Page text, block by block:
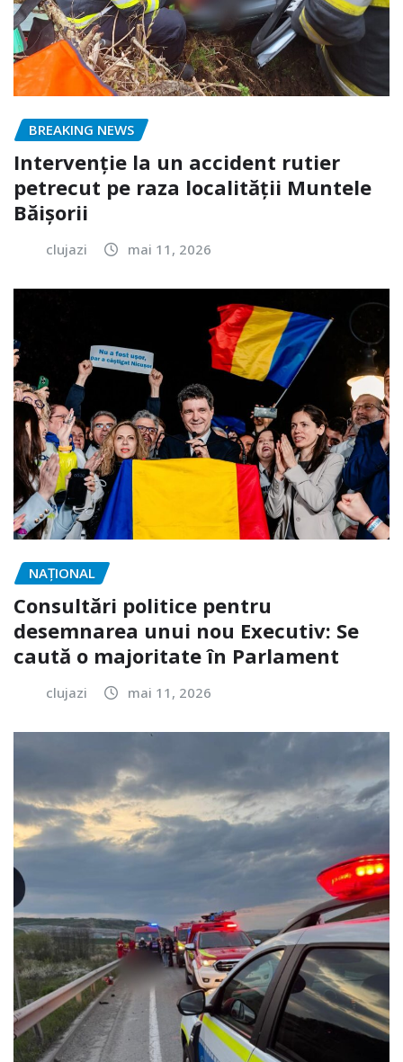
BREAKING NEWS
Intervenție la un accident rutier
petrecut pe raza localității Muntele
Băișorii
clujazi mai 11, 2026
NAŢIONAL
Consultări politice pentru
desemnarea unui nou Executiv: Se
caută o majoritate în Parlament
clujazi mai 11, 2026